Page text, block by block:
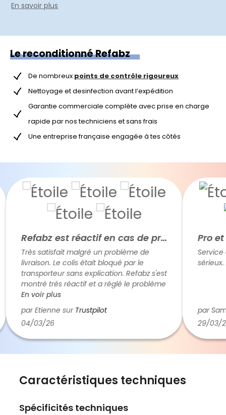
En savoir plus
Le reconditionné Refabz
De nombreux points de contrôle rigoureux
Nettoyage et desinfection avant l’expédition
Garantie commerciale complète avec prise en charge
rapide par nos techniciens et sans frais
Une entreprise française engagée à tes côtés
Refabz est réactif en cas de problème
Très satisfait malgré un problème de
livraison. Le colis était bloqué par le
transporteur sans explication. Refabz s'est
montré très réactif et a réglé le problème
rapidement. Cela fait plaisir de traiter
avec des humains plutôt qu'avec des
robots (c'est de plus en plus rare). Donc
cinq étoiles.
En voir plus
04/03/26
par Etienne surTrustpilot
Pro et
Service
sérieux.
29/03/26
par
Caractéristiques techniques
Spécificités techniques